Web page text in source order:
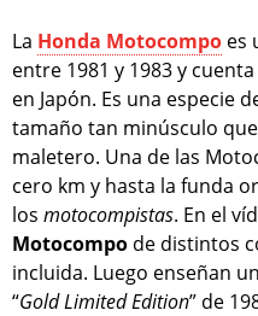
La Honda Motocompo es
entre 1981 y 1983 y
en Japón. Es una especie
tamaño tan minúsculo
maletero. Una de las
cero km y hasta la funda
los motocompistas. En el
Motocompo de distintos
incluida. Luego enseñan
“Gold Limited Edition” de